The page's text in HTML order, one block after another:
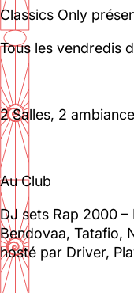
Le Toit
Lun, Mar, Mer,
Sam, Dim : 15h00 -
Voir la carte
01 46 36 07 07
88
Classics Only
Tous les vendredis
2 Salles, 2
Au Club
DJ sets Rap 2000
Bendovaa, Tatafio,
hosté par Driver,